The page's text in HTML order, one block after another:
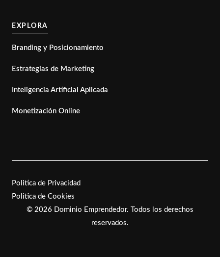
EXPLORA
Branding y Posicionamiento
Estrategias de Marketing
Inteligencia Artificial Aplicada
Monetización Online
© 2026 Dominio Emprendedor. Todos los derechos
reservados.
Politica de Privacidad
Politica de Cookies